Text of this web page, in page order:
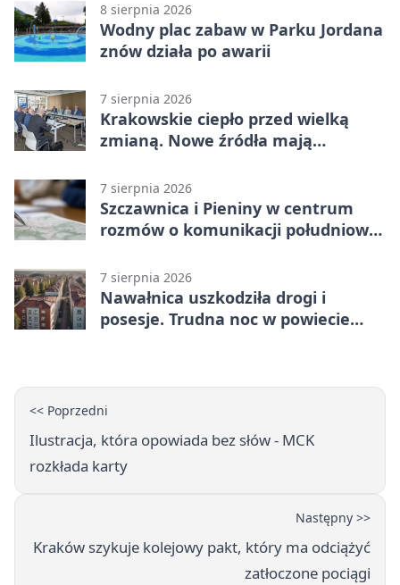
8 sierpnia 2026
Wodny plac zabaw w Parku Jordana
znów działa po awarii
7 sierpnia 2026
Krakowskie ciepło przed wielką
zmianą. Nowe źródła mają
7 sierpnia 2026
Szczawnica i Pieniny w centrum
rozmów o komunikacji południowej
7 sierpnia 2026
Nawałnica uszkodziła drogi i
posesje. Trudna noc w powiecie
<< Poprzedni
Ilustracja, która opowiada bez słów - MCK
rozkłada karty
Następny >>
Kraków szykuje kolejowy pakt, który ma odciążyć
zatłoczone pociągi